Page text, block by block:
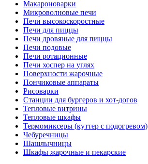
Макароноварки
Микроволновые печи
Печи высокоскоростные
Печи для пиццы
Печи дровяные для пиццы
Печи подовые
Печи ротационные
Печи хоспер на углях
Поверхности жарочные
Пончиковые аппараты
Рисоварки
Станции для бургеров и хот-догов
Тепловые витрины
Тепловые шкафы
Термомиксеры (куттер с подогревом)
Чебуречницы
Шашлычницы
Шкафы жарочные и пекарские